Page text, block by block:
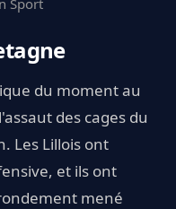
du moment au
des cages du
Les Lillois ont
et ils ont
mené